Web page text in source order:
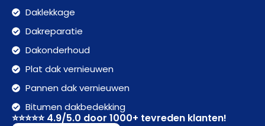
Daklekkage
Dakreparatie
Dakonderhoud
Plat dak vernieuwen
Pannen dak vernieuwen
Bitumen dakbedekking
⭐⭐⭐⭐⭐ 4.9/5.0 door 1000+ tevreden klanten!